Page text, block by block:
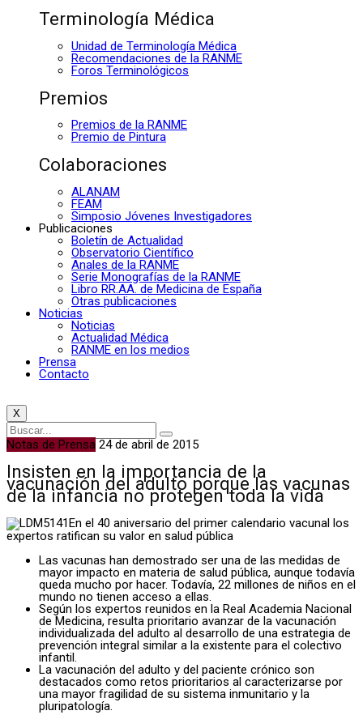
Terminología Médica
Unidad de Terminología Médica
Recomendaciones de la RANME
Foros Terminológicos
Premios
Premios de la RANME
Premio de Pintura
Colaboraciones
ALANAM
FEAM
Simposio Jóvenes Investigadores
Publicaciones
Boletín de Actualidad
Observatorio Científico
Anales de la RANME
Serie Monografías de la RANME
Libro RR.AA. de Medicina de España
Otras publicaciones
Noticias
Noticias
Actualidad Médica
RANME en los medios
Prensa
Contacto
X
Notas de Prensa 24 de abril de 2015
Insisten en la importancia de la
vacunación del adulto porque las vacunas
de la infancia no protegen toda la vida
En el 40 aniversario del primer calendario vacunal los
expertos ratifican su valor en salud pública
Las vacunas han demostrado ser una de las medidas de
mayor impacto en materia de salud pública, aunque todavía
queda mucho por hacer. Todavía, 22 millones de niños en el
mundo no tienen acceso a ellas.
Según los expertos reunidos en la Real Academia Nacional
de Medicina, resulta prioritario avanzar de la vacunación
individualizada del adulto al desarrollo de una estrategia de
prevención integral similar a la existente para el colectivo
infantil.
La vacunación del adulto y del paciente crónico son
destacados como retos prioritarios al caracterizarse por
una mayor fragilidad de su sistema inmunitario y la
pluripatología.